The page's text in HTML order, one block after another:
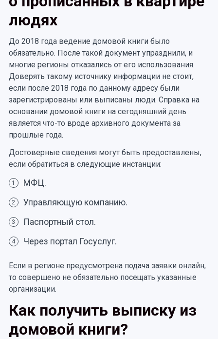
людях
До 2018 года ведение домовой книги было
обязательно. После такой документ упразднили, и
многие регионы отказались от его использования.
Доверять такому источнику информации не стоит,
если после 2018 года по данному адресу были
зарегистрированы или выписаны люди. Справка на
основании домовой книги на сегодняшний день
является что-то вроде архивного документа за
прошлые года.
Достоверные сведения могут быть предоставлены,
если обратиться в следующие инстанции:
1 МФЦ.
2 Управляющую компанию.
3 Паспортный стол.
4 Через портал Госуслуг.
Если в регионе предусмотрена подача заявки онлайн,
то совершено не обязательно посещать указанные
организации.
Как получить выписку из
домовой книги?